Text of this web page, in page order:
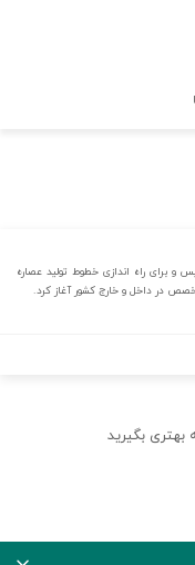
و آشامیدنی تهران گوار در سال ۱۳۸۲ تاسیس و برای راه اندازی خطوط تولید عصاره
در داخل و خارج کشور آغاز کرد.
بهتری بگیرید